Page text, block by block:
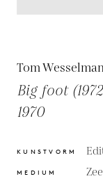
Tom
Big foot
1970
KUNSTVORM
MEDIUM